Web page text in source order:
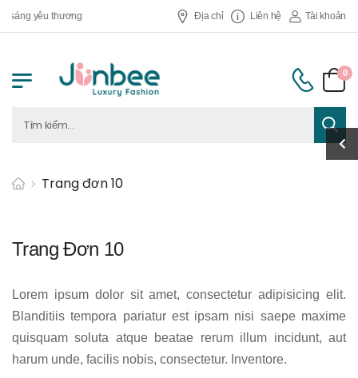
sáng yêu thương Địa chỉ Liên hệ Tài khoản
0
Trang đơn 10
Trang Đơn 10
Lorem ipsum dolor sit amet, consectetur adipisicing elit.
Blanditiis tempora pariatur est ipsam nisi saepe maxime
quisquam soluta atque beatae rerum illum incidunt, aut
harum unde, facilis nobis, consectetur. Inventore.